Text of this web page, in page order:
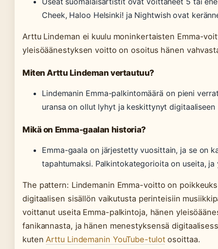
Cheek, Haloo Helsinki! ja Nightwish ovat
Arttu Lindeman ei kuulu moninkertaisten Emma-
yleisöäänestyksen voitto on osoitus hänen
Miten Arttu Lindeman vertautuu?
Lindemanin Emma-palkintomäärä on pieni
uransa on ollut lyhyt ja keskittynyt digitaaliseen
Mikä on Emma-gaalan historia?
Emma-gaala on järjestetty vuosittain, ja se on
tapahtumaksi. Palkintokategorioita on useita,
The pattern: Lindemanin Emma-voitto on
digitaalisen sisällön vaikutusta perinteisiin
voittanut useita Emma-palkintoja, hänen
fanikannasta, ja hänen menestyksensä
kuten Arttu Lindemanin YouTube-tulotosoittaa.